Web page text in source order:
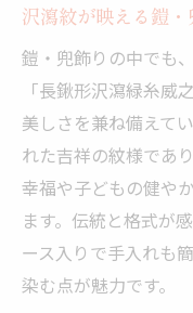
沢瀉紋が映える鎧
鎧・兜飾りの中でも
「長鍬形沢瀉緑糸威
美しさを兼ね備えて
れた吉祥の紋様であ
幸福や子どもの健や
ます。伝統と格式が
ース入りで手入れも
染む点が魅力です。